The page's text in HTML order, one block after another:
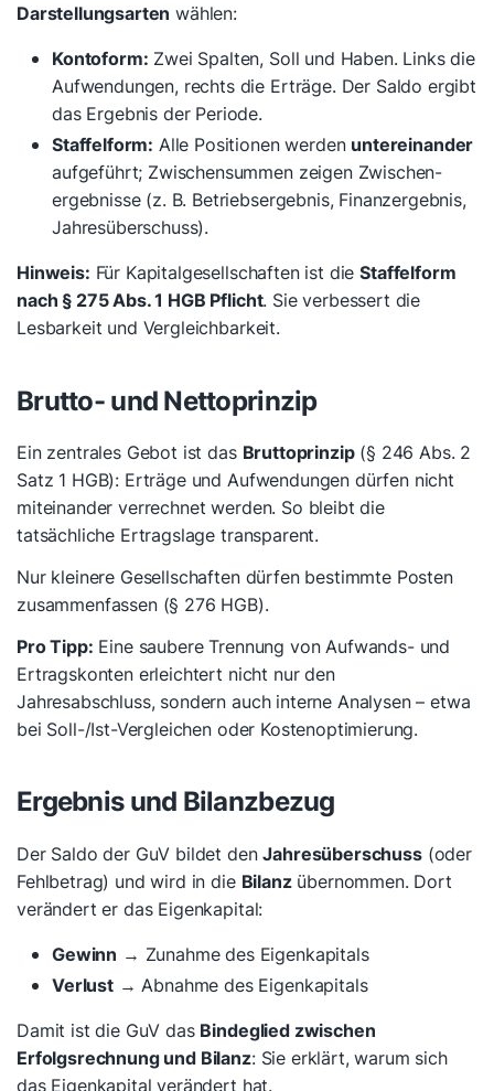
Darstellungsarten wählen:
Kontoform: Zwei Spalten, Soll und Haben. Links die
Aufwendungen, rechts die Erträge. Der Saldo ergibt
das Ergebnis der Periode.
Staffelform: Alle Positionen werden untereinander
aufgeführt; Zwischensummen zeigen Zwischen­
ergebnisse (z. B. Betriebsergebnis, Finanzergebnis,
Jahresüberschuss).
Hinweis: Für Kapitalgesellschaften ist dieStaffelform
nach § 275 Abs. 1 HGB Pflicht. Sie verbessert die
Lesbarkeit und Vergleichbarkeit.
Brutto- und Nettoprinzip
Ein zentrales Gebot ist das Bruttoprinzip(§ 246 Abs. 2
Satz 1 HGB): Erträge und Aufwendungen dürfen nicht
miteinander verrechnet werden. So bleibt die
tatsächliche Ertragslage transparent.
Nur kleinere Gesellschaften dürfen bestimmte Posten
zusammenfassen (§ 276 HGB).
Pro Tipp: Eine saubere Trennung von Aufwands- und
Ertragskonten erleichtert nicht nur den
Jahresabschluss, sondern auch interne Analysen – etwa
bei Soll-/Ist-Vergleichen oder Kostenoptimierung.
Ergebnis und Bilanzbezug
Der Saldo der GuV bildet denJahresüberschuss(oder
Fehlbetrag) und wird in die Bilanzübernommen. Dort
verändert er das Eigenkapital:
Gewinn → Zunahme des Eigenkapitals
Verlust→ Abnahme des Eigenkapitals
Damit ist die GuV das Bindeglied zwischen
Erfolgsrechnung und Bilanz: Sie erklärt,warum sich
das Eigenkapital verändert hat.